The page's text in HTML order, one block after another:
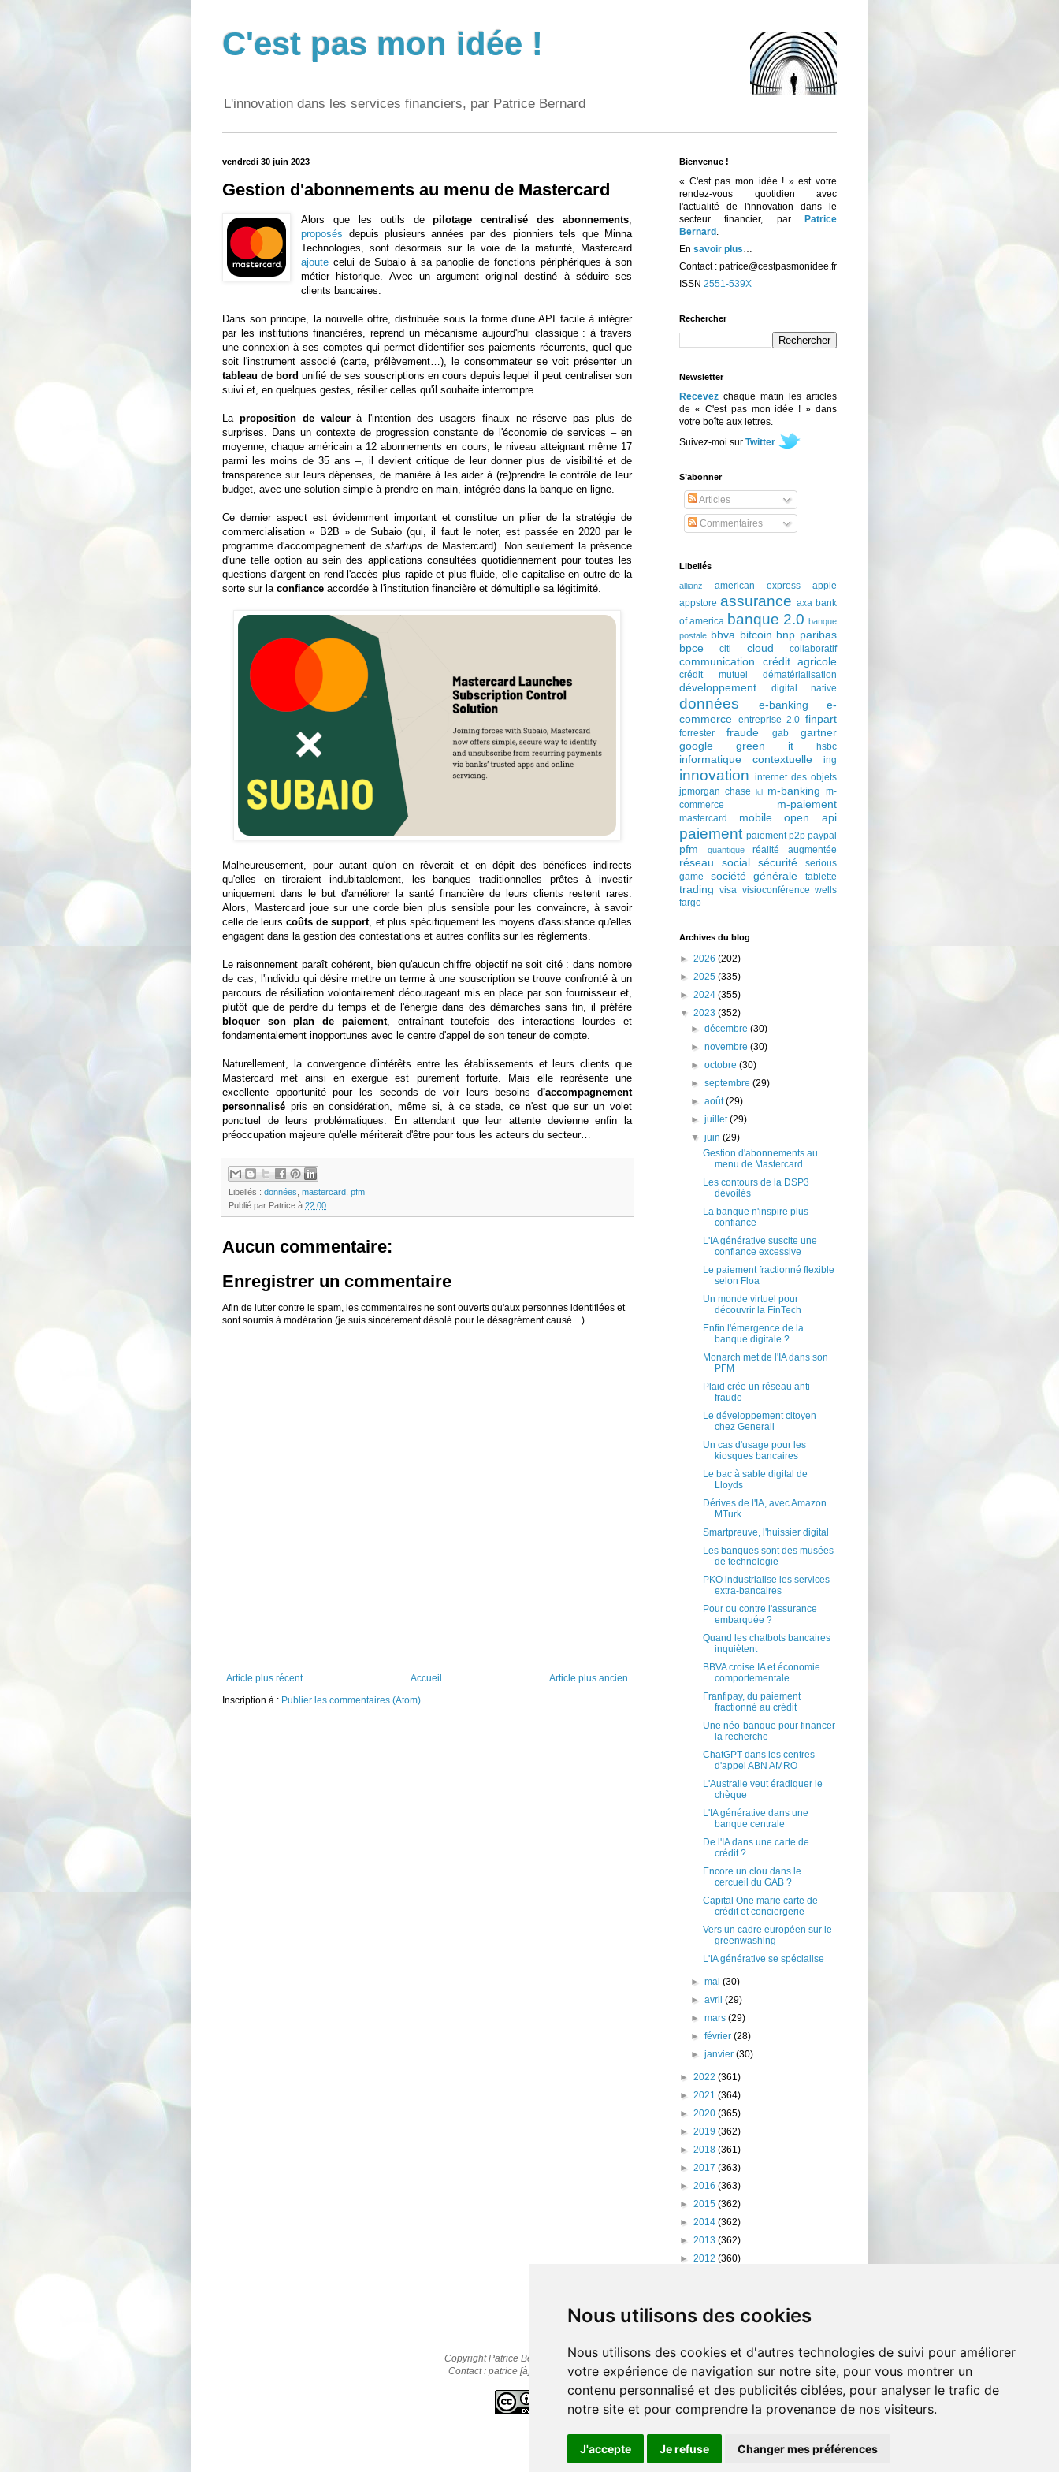
Nous utilisons des cookies
Nous utilisons des cookies et d'autres technologies de suivi pour améliorer
votre expérience de navigation sur notre site, pour vous montrer un
contenu personnalisé et des publicités ciblées, pour analyser le trafic de
notre site et pour comprendre la provenance de nos visiteurs.
J'accepte Je refuse Changer mes préférences
C'est pas mon idée !
L'innovation dans les services financiers, par Patrice Bernard
vendredi 30 juin 2023
Gestion d'abonnements au menu de Mastercard
Alors que les outils depilotage centralisé des abonnements,
proposés depuis plusieurs années par des pionniers tels que Minna
Technologies, sont désormais sur la voie de la maturité, Mastercard
ajoute celui de Subaio à sa panoplie de fonctions périphériques à son
métier historique. Avec un argument original destiné à séduire ses
clients bancaires.
Dans son principe, la nouvelle offre, distribuée sous la forme d'une API facile à intégrer
par les institutions financières, reprend un mécanisme aujourd'hui classique : à travers
une connexion à ses comptes qui permet d'identifier ses paiements récurrents, quel que
soit l'instrument associé (carte, prélèvement…), le consommateur se voit présenter un
tableau de bord unifié de ses souscriptions en cours depuis lequel il peut centraliser son
suivi et, en quelques gestes, résilier celles qu'il souhaite interrompre.
La proposition de valeurà l'intention des usagers finaux ne réserve pas plus de
surprises. Dans un contexte de progression constante de l'économie de services – en
moyenne, chaque américain a 12 abonnements en cours, le niveau atteignant même 17
parmi les moins de 35 ans –, il devient critique de leur donner plus de visibilité et de
transparence sur leurs dépenses, de manière à les aider à (re)prendre le contrôle de leur
budget, avec une solution simple à prendre en main, intégrée dans la banque en ligne.
Ce dernier aspect est évidemment important et constitue un pilier de la stratégie de
commercialisation « B2B » de Subaio (qui, il faut le noter, est passée en 2020 par le
programme d'accompagnement destartups de Mastercard). Non seulement la présence
d'une telle option au sein des applications consultées quotidiennement pour toutes les
questions d'argent en rend l'accès plus rapide et plus fluide, elle capitalise en outre de la
sorte sur la confiance accordée à l'institution financière et démultiplie sa légitimité.
Malheureusement, pour autant qu'on en rêverait et en dépit des bénéfices indirects
qu'elles en tireraient indubitablement, les banques traditionnelles prêtes à investir
uniquement dans le but d'améliorer la santé financière de leurs clients restent rares.
Alors, Mastercard joue sur une corde bien plus sensible pour les convaincre, à savoir
celle de leurscoûts de support, et plus spécifiquement les moyens d'assistance qu'elles
engagent dans la gestion des contestations et autres conflits sur les règlements.
Le raisonnement paraît cohérent, bien qu'aucun chiffre objectif ne soit cité : dans nombre
de cas, l'individu qui désire mettre un terme à une souscription se trouve confronté à un
parcours de résiliation volontairement décourageant mis en place par son fournisseur et,
plutôt que de perdre du temps et de l'énergie dans des démarches sans fin, il préfère
bloquer son plan de paiement, entraînant toutefois des interactions lourdes et
fondamentalement inopportunes avec le centre d'appel de son teneur de compte.
Naturellement, la convergence d'intérêts entre les établissements et leurs clients que
Mastercard met ainsi en exergue est purement fortuite. Mais elle représente une
excellente opportunité pour les seconds de voir leurs besoins d'accompagnement
personnalisé pris en considération, même si, à ce stade, ce n'est que sur un volet
ponctuel de leurs problématiques. En attendant que leur attente devienne enfin la
préoccupation majeure qu'elle mériterait d'être pour tous les acteurs du secteur…
Libellés : données, mastercard, pfm
Publié par Patrice à 22:00
Aucun commentaire:
Enregistrer un commentaire
Afin de lutter contre le spam, les commentaires ne sont ouverts qu'aux personnes identifiées et
sont soumis à modération (je suis sincèrement désolé pour le désagrément causé…)
Article plus récent Article plus ancien
Accueil
Inscription à : Publier les commentaires (Atom)
Bienvenue !
« C'est pas mon idée ! » est votre
rendez-vous quotidien avec
l'actualité de l'innovation dans le
secteur financier, par
Patrice
Bernard .
En savoir plus…
Contact : patrice@cestpasmonidee.fr
ISSN 2551-539X
Rechercher
Newsletter
Recevez chaque matin les articles
de « C'est pas mon idée ! » dans
votre boîte aux lettres.
Suivez-moi sur Twitter
S’abonner
Articles
Commentaires
Libellés
allianz american express
apple
appstore assurance axa bank
of america banque 2.0 banque
postale bbva bitcoin bnp paribas
bpce
citi cloud collaboratif
communication crédit agricole
crédit mutuel dématérialisation
développement digital native
données e-banking
e-
commerce entreprise 2.0 finpart
forrester fraude gab
gartner
google
green it hsbc
informatique contextuelle ing
innovation internet des objets
jpmorgan chase
lcl m-banking m-
commerce
m-paiement
mastercard mobile open api
paiement paiement p2p paypal
pfm quantique réalité augmentée
réseau social sécurité
serious
game
société générale tablette
trading visa visioconférence wells
fargo
Archives du blog
► 2026 (202)
► 2025 (335)
► 2024 (355)
▼ 2023 (352)
►décembre(30)
►novembre(30)
►octobre(30)
►septembre(29)
►août(29)
►juillet(29)
▼juin(29)
Gestion d'abonnements au
menu de Mastercard
Les contours de la DSP3
dévoilés
La banque n'inspire plus
confiance
L'IA générative suscite une
confiance excessive
Le paiement fractionné flexible
selon Floa
Un monde virtuel pour
découvrir la FinTech
Enfin l'émergence de la
banque digitale ?
Monarch met de l'IA dans son
PFM
Plaid crée un réseau anti-
fraude
Le développement citoyen
chez Generali
Un cas d'usage pour les
kiosques bancaires
Le bac à sable digital de
Lloyds
Dérives de l'IA, avec Amazon
MTurk
Smartpreuve, l'huissier digital
Les banques sont des musées
de technologie
PKO industrialise les services
extra-bancaires
Pour ou contre l'assurance
embarquée ?
Quand les chatbots bancaires
inquiètent
BBVA croise IA et économie
comportementale
Franfipay, du paiement
fractionné au crédit
Une néo-banque pour financer
la recherche
ChatGPT dans les centres
d'appel ABN AMRO
L'Australie veut éradiquer le
chèque
L'IA générative dans une
banque centrale
De l'IA dans une carte de
crédit ?
Encore un clou dans le
cercueil du GAB ?
Capital One marie carte de
crédit et conciergerie
Vers un cadre européen sur le
greenwashing
L'IA générative se spécialise
►mai(30)
►avril(29)
►mars(29)
►février(28)
►janvier(30)
► 2022 (361)
► 2021 (364)
► 2020 (365)
► 2019 (362)
► 2018 (361)
► 2017 (363)
► 2016 (363)
► 2015 (362)
► 2014 (362)
► 2013 (362)
► 2012 (360)
Copyright Patrice Bernard © 2010-2025
Contact : patrice [à] cestpasmonidee.fr